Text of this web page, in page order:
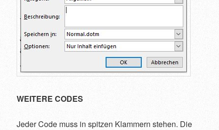
WEITERE CODES
Jeder Code muss in spitzen Klammern stehen. Die